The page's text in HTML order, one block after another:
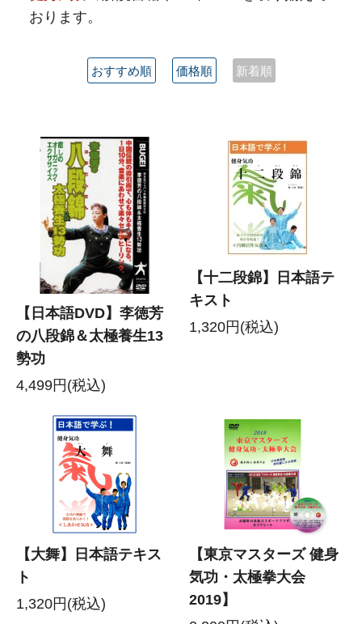
おります。
おすすめ順 価格順 新着順
【日本語DVD】李徳芳
の八段錦＆太極養生13
勢功
4,499円(税込)
【十二段錦】日本語テ
キスト
1,320円(税込)
【大舞】日本語テキス
ト
1,320円(税込)
【東京マスターズ 健身
気功・太極拳大会
2019】